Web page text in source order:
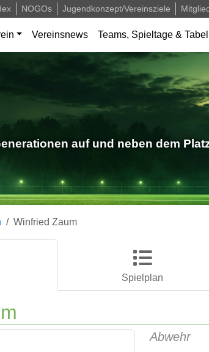
NOGOs Jugendkonzept/Vereinsziele
Vereinsnews Teams, Spieltage &
auf und neben dem
Winfried Zaum
Spielplan
Abwehr